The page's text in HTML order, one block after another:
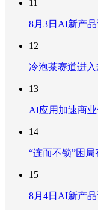
11
8月3日AI新产
12
冷泡茶赛道进
13
AI应用加速商
14
“连而不锁”困
15
8月4日AI新产